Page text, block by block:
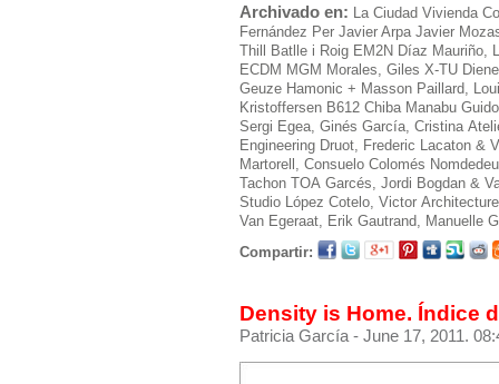
Archivado en: La Ciudad Vivienda
Fernández Per Javier Arpa Javier
Thill
Batlle i Roig EM2N Díaz Mauriño,
ECDM MGM Morales, Giles X-TU
Geuze Hamonic + Masson Paillard,
Kristoffersen B612 Chiba Manabu
Sergi Egea, Ginés García, Cristina
Engineering Druot, Frederic
Lacaton &
Martorell, Consuelo Colomés Nomdedeu
Tachon TOA Garcés, Jordi Bogdan &
Studio
López Cotelo, Victor
Van Egeraat, Erik Gautrand, Manuelle
Compartir:
Density is Home. Índice
Patricia García - June 17, 2011.